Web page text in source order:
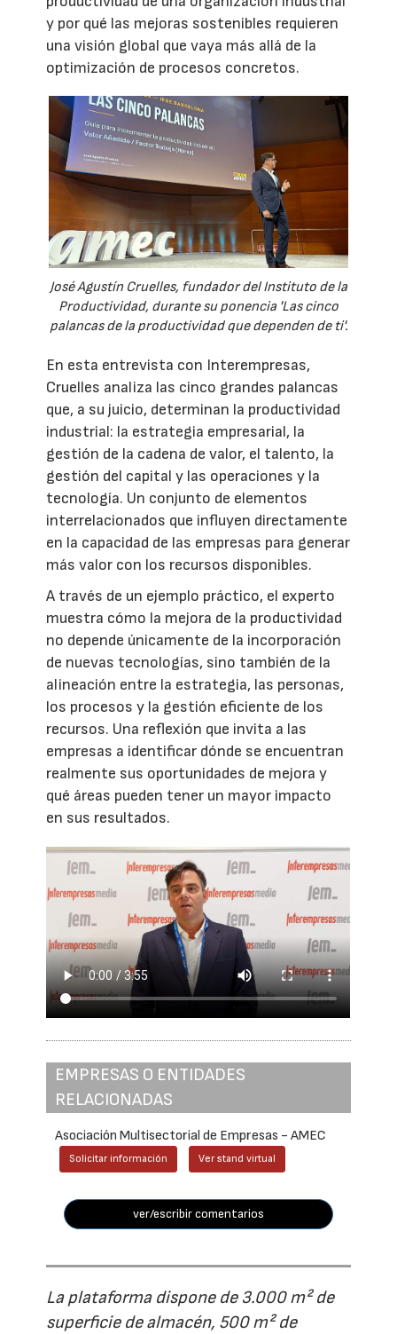
y por qué las mejoras sostenibles requieren
una visión global que vaya más allá de la
optimización de procesos concretos.
José Agustín Cruelles, fundador del Instituto de la
Productividad, durante su ponencia 'Las cinco
palancas de la productividad que dependen de ti'.
En esta entrevista con Interempresas,
Cruelles analiza las cinco grandes palancas
que, a su juicio, determinan la productividad
industrial: la estrategia empresarial, la
gestión de la cadena de valor, el talento, la
gestión del capital y las operaciones y la
tecnología. Un conjunto de elementos
interrelacionados que influyen directamente
en la capacidad de las empresas para generar
más valor con los recursos disponibles.
A través de un ejemplo práctico, el experto
muestra cómo la mejora de la productividad
no depende únicamente de la incorporación
de nuevas tecnologías, sino también de la
alineación entre la estrategia, las personas,
los procesos y la gestión eficiente de los
recursos. Una reflexión que invita a las
empresas a identificar dónde se encuentran
realmente sus oportunidades de mejora y
qué áreas pueden tener un mayor impacto
en sus resultados.
EMPRESAS O ENTIDADES
RELACIONADAS
Asociación Multisectorial de Empresas - AMEC
Solicitar información Ver stand virtual
ver/escribir comentarios
La plataforma dispone de 3.000 m² de
superficie de almacén, 500 m² de